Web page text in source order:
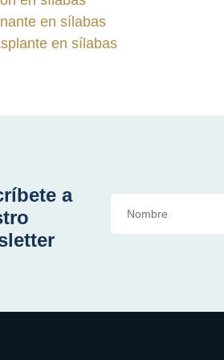
en sílabas
en sílabas
a